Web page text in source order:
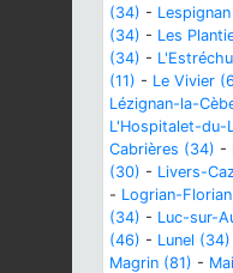
(34) -
(34) - Les
(34) -
(11) - Le Vivier
Lézignan-la-
L'Hospitalet-du-
Cabrières (34) -
(30) - Livers-
- Logrian-
(34) - Luc-sur-
(46) - Lunel (34)
Magrin (81) -